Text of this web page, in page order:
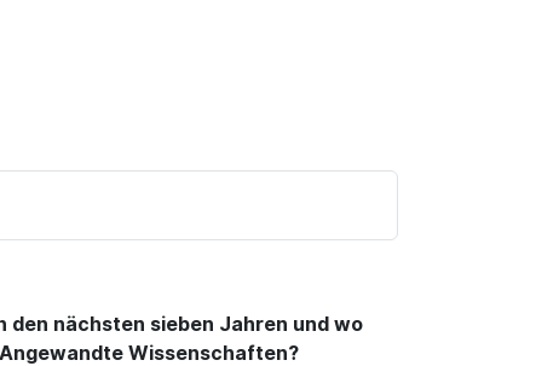
den nächsten sieben Jahren und wo
Wissenschaften?